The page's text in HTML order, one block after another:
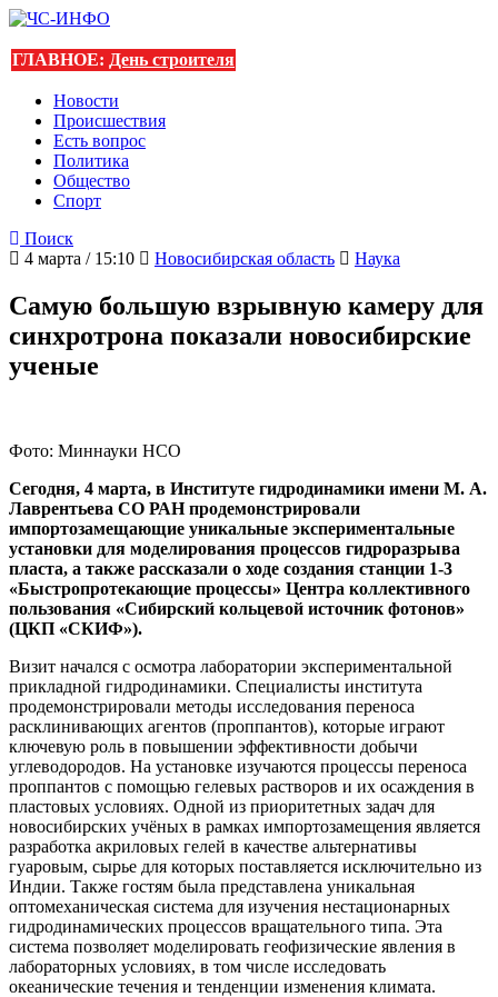
ГЛАВНОЕ: День строителя
Новости
Происшествия
Есть вопрос
Политика
Общество
Спорт
Поиск
4 марта / 15:10
Новосибирская область Наука
Самую большую взрывную камеру для
синхротрона показали новосибирские
ученые
Фото: Миннауки НСО
Сегодня, 4 марта, в Институте гидродинамики имени М. А.
Лаврентьева СО РАН продемонстрировали
импортозамещающие уникальные экспериментальные
установки для моделирования процессов гидроразрыва
пласта, а также рассказали о ходе создания станции 1-3
«Быстропротекающие процессы» Центра коллективного
пользования «Сибирский кольцевой источник фотонов»
(ЦКП «СКИФ»).
Визит начался с осмотра лаборатории экспериментальной
прикладной гидродинамики. Специалисты института
продемонстрировали методы исследования переноса
расклинивающих агентов (проппантов), которые играют
ключевую роль в повышении эффективности добычи
углеводородов. На установке изучаются процессы переноса
проппантов с помощью гелевых растворов и их осаждения в
пластовых условиях. Одной из приоритетных задач для
новосибирских учёных в рамках импортозамещения является
разработка акриловых гелей в качестве альтернативы
гуаровым, сырье для которых поставляется исключительно из
Индии. Также гостям была представлена уникальная
оптомеханическая система для изучения нестационарных
гидродинамических процессов вращательного типа. Эта
система позволяет моделировать геофизические явления в
лабораторных условиях, в том числе исследовать
океанические течения и тенденции изменения климата.